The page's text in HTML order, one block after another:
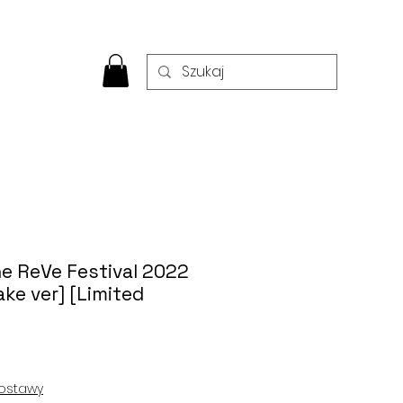
ReVe Festival 2022
ver] [Limited